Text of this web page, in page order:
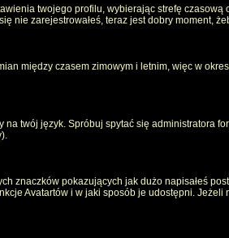
twojego profilu, wybierając strefę
nie zarejestrowałeś, teraz jest dobry moment,
między czasem zimowym i letnim, więc w
twój język. Spróbuj spytać się administratora
znaczków pokazujących jak dużo napisałeś
Avatartów i w jaki sposób je udostępni. Jeżeli